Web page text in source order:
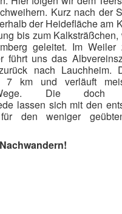
Kurz nach der
der Heidefläche am
bis zum
geleitet. Im Weiler
führt uns das
nach Lauchheim.
7 km und verläuft
Die doch
lassen sich mit den
den weniger